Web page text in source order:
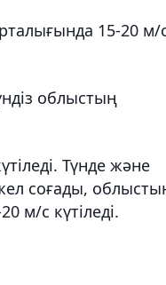
15-20 м/
облыстың
Түнде және
соғады,
м/с күтіледі.